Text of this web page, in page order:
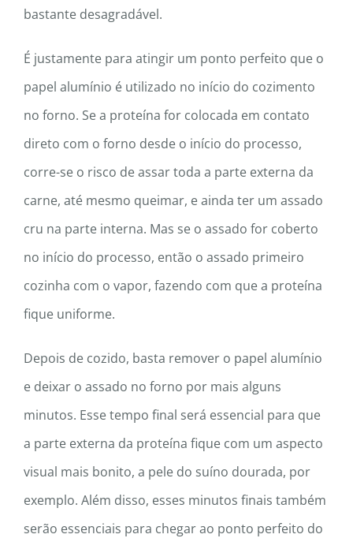
bastante desagradável.
É justamente para atingir um ponto perfeito que o
papel alumínio é utilizado no início do cozimento
no forno. Se a proteína for colocada em contato
direto com o forno desde o início do processo,
corre-se o risco de assar toda a parte externa da
carne, até mesmo queimar, e ainda ter um assado
cru na parte interna. Mas se o assado for coberto
no início do processo, então o assado primeiro
cozinha com o vapor, fazendo com que a proteína
fique uniforme.
Depois de cozido, basta remover o papel alumínio
e deixar o assado no forno por mais alguns
minutos. Esse tempo final será essencial para que
a parte externa da proteína fique com um aspecto
visual mais bonito, a pele do suíno dourada, por
exemplo. Além disso, esses minutos finais também
serão essenciais para chegar ao ponto perfeito do